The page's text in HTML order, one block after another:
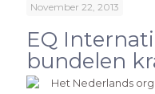
November 22, 2013
EQ
bundelen
Het Nederlands